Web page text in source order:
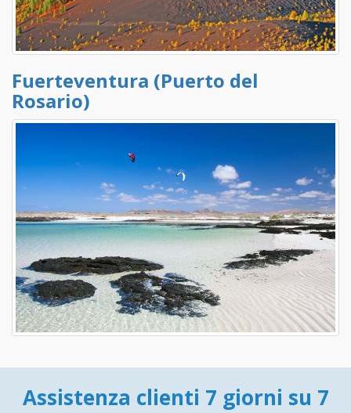
Fuerteventura (Puerto del
Rosario)
Assistenza clienti 7 giorni su 7